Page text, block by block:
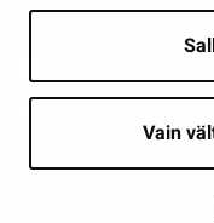
Vain